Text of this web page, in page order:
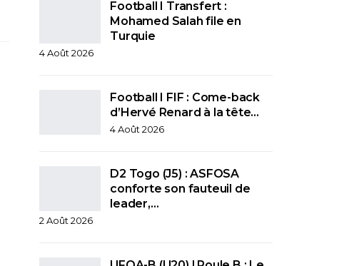
Football I Transfert :
Mohamed Salah file en
Turquie
4 Août 2026
Football I FIF : Come-back
d’Hervé Renard à la tête…
4 Août 2026
D2 Togo (J5) : ASFOSA
conforte son fauteuil de
leader,…
2 Août 2026